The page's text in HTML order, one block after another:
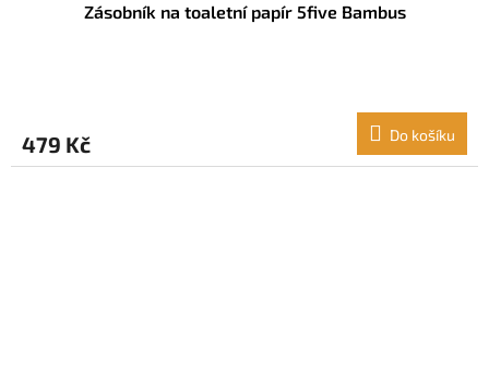
Zásobník na toaletní papír 5five Bambus
479 Kč Do košíku